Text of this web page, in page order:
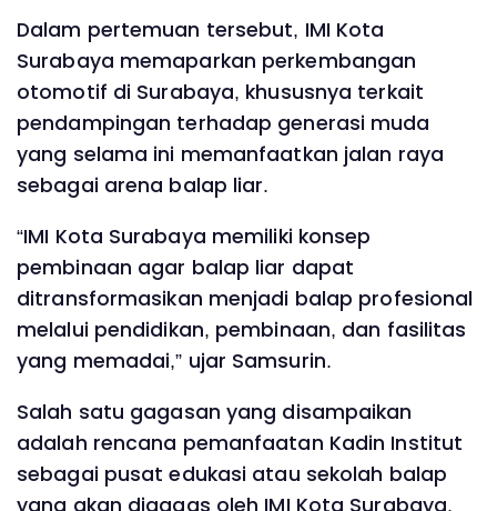
Dalam pertemuan tersebut, IMI Kota
Surabaya memaparkan perkembangan
otomotif di Surabaya, khususnya terkait
pendampingan terhadap generasi muda
yang selama ini memanfaatkan jalan raya
sebagai arena balap liar.
“IMI Kota Surabaya memiliki konsep
pembinaan agar balap liar dapat
ditransformasikan menjadi balap profesional
melalui pendidikan, pembinaan, dan fasilitas
yang memadai,” ujar Samsurin.
Salah satu gagasan yang disampaikan
adalah rencana pemanfaatan Kadin Institut
sebagai pusat edukasi atau sekolah balap
yang akan digagas oleh IMI Kota Surabaya.